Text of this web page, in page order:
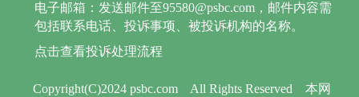
Copyright(C)2024 psbc.com All Rights Reserved
本网
电子邮箱：发送邮件至95580@psbc.com，邮件内容需
包括联系电话、投诉事项、被投诉机构的名称。
点击查看投诉处理流程